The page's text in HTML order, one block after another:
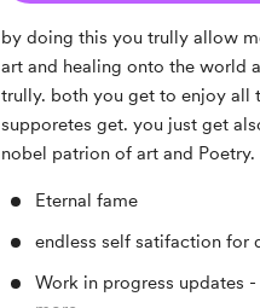
by doing this you trully allow
art and healing onto the world
trully. both you get to enjoy all
supporetes get. you just get
nobel patrion of art and Poetry.
Eternal fame
endless self satifaction for
Work in progress updates